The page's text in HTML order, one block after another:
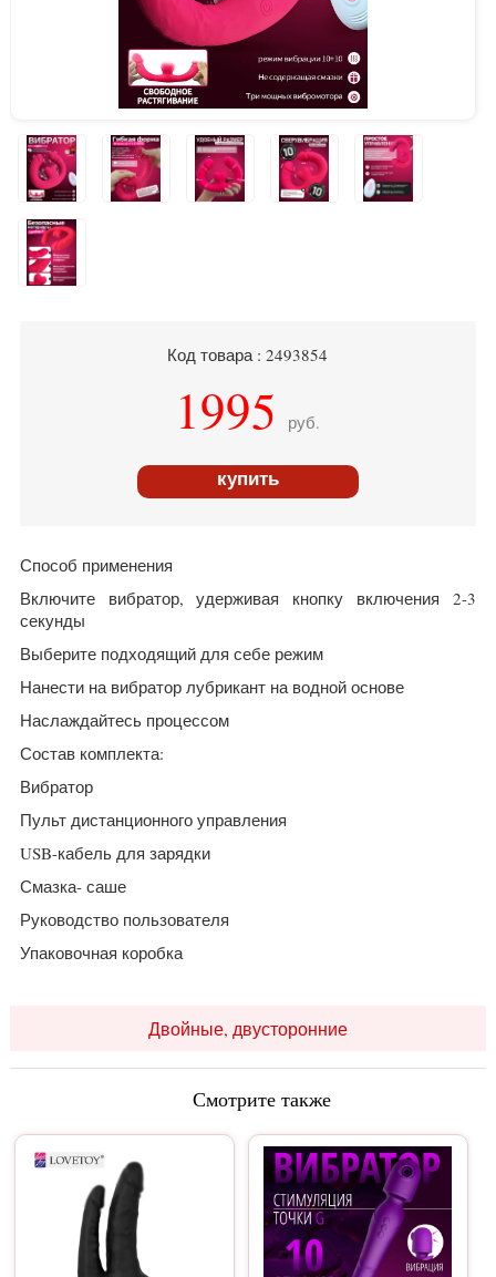
Код товара : 2493854
1995 руб.
купить
Способ применения
Включите вибратор, удерживая кнопку включения 2-3
секунды
Выберите подходящий для себе режим
Нанести на вибратор лубрикант на водной основе
Наслаждайтесь процессом
Состав комплекта:
Вибратор
Пульт дистанционного управления
USB-кабель для зарядки
Смазка- саше
Руководство пользователя
Упаковочная коробка
Двойные, двусторонние
Смотрите также